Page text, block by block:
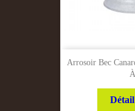
Arrosoir Bec